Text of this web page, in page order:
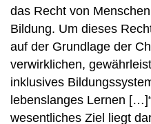
das Recht von
Bildung. Um dieses
auf der Grundlage der
verwirklichen,
inklusives
lebenslanges Lernen
wesentliches Ziel liegt